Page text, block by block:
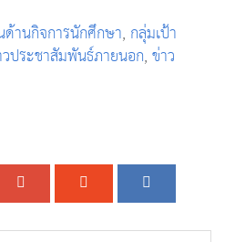
ด้านกิจการนักศึกษา, กลุ่มเป้า
ประชาสัมพันธ์ภายนอก,ข่าว